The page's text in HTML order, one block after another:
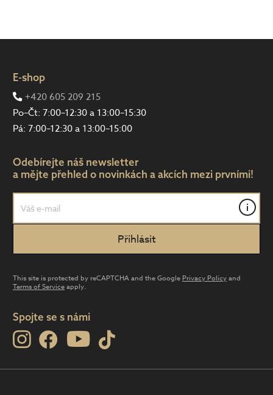
E-shop
+420 605 209 215
Po–Čt: 7:00–12:30 a 13:00–15:30
Pá: 7:00–12:30 a 13:00–15:00
Odebírejte náš newsletter
a mějte přehled o novinkách a akcích mezi prvními!
i
This site is protected by reCAPTCHA and the Google Privacy Policyand
Terms of Serviceapply.
Spojte se s námi